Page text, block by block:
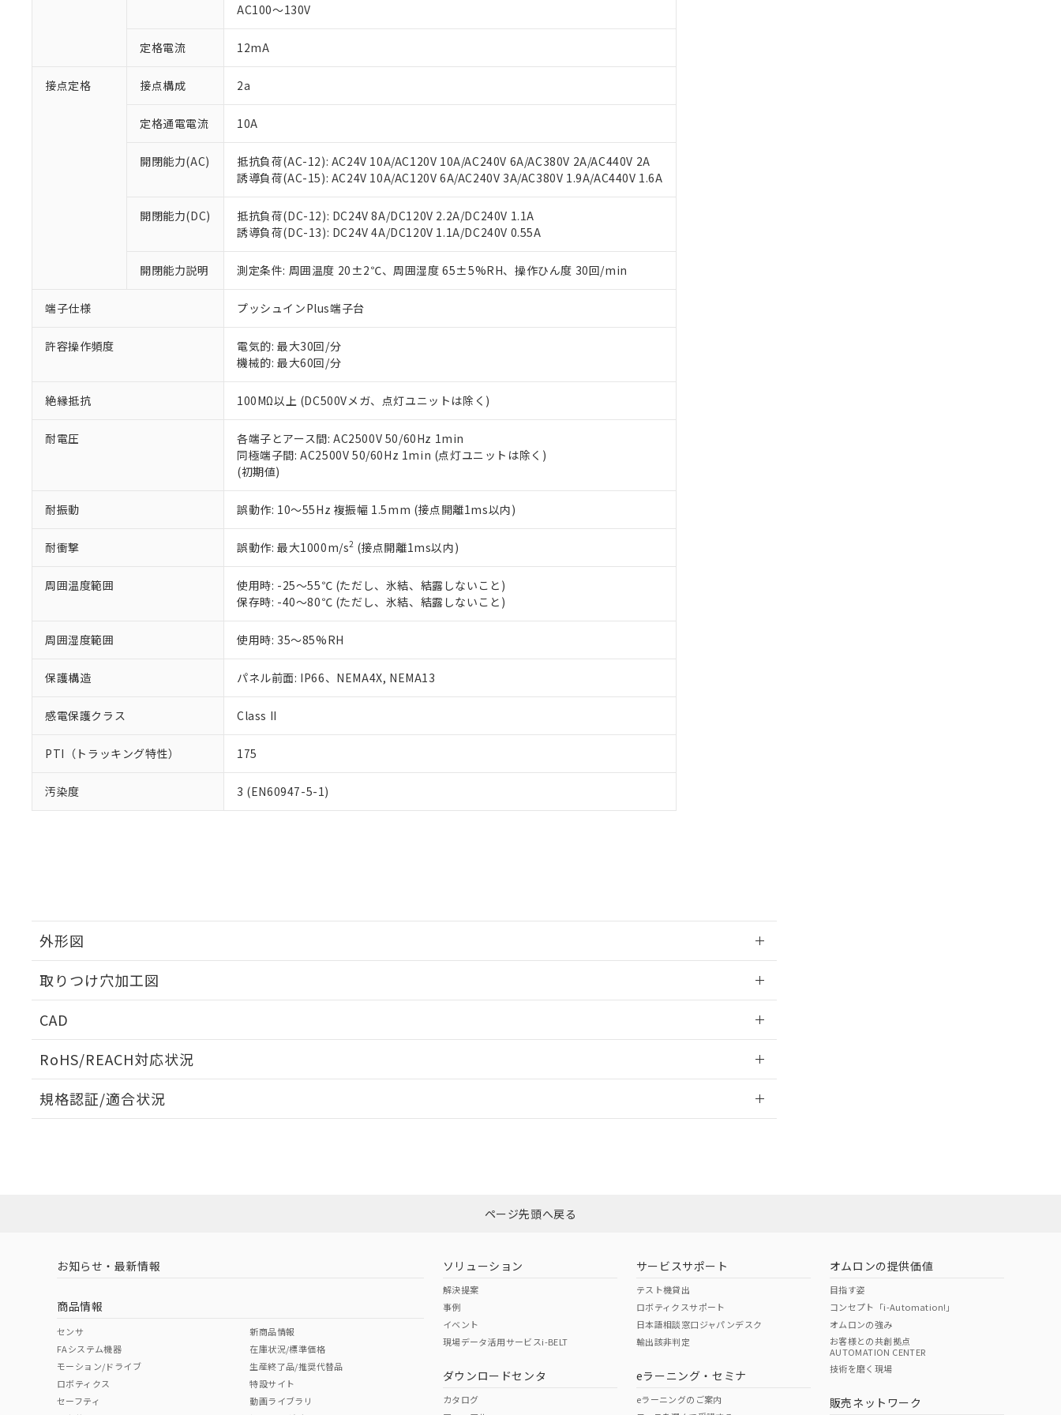
AC100～130V
定格電流 12mA
接点定格 接点構成 2a
定格通電電流 10A
開閉能力(AC)
抵抗負荷(AC-12): AC24V 10A/AC120V 10A/AC240V 6A/AC380V 2A/AC440V 2A
誘導負荷(AC-15): AC24V 10A/AC120V 6A/AC240V 3A/AC380V 1.9A/AC440V 1.6A
開閉能力(DC)
抵抗負荷(DC-12): DC24V 8A/DC120V 2.2A/DC240V 1.1A
誘導負荷(DC-13): DC24V 4A/DC120V 1.1A/DC240V 0.55A
開閉能力説明 測定条件: 周囲温度 20±2℃、周囲湿度 65±5%RH、操作ひん度 30回/min
端子仕様 プッシュインPlus端子台
許容操作頻度
電気的: 最大30回/分
機械的: 最大60回/分
絶縁抵抗 100MΩ以上 (DC500Vメガ、点灯ユニットは除く)
耐電圧
各端子とアース間: AC2500V 50/60Hz 1min
同極端子間: AC2500V 50/60Hz 1min (点灯ユニットは除く)
(初期値)
耐振動 誤動作: 10～55Hz 複振幅 1.5mm (接点開離1ms以内)
耐衝撃 誤動作: 最大1000m/s2 (接点開離1ms以内)
周囲温度範囲
使用時: -25～55℃ (ただし、氷結、結露しないこと)
保存時: -40～80℃ (ただし、氷結、結露しないこと)
周囲湿度範囲 使用時: 35～85%RH
保護構造 パネル前面: IP66、NEMA4X, NEMA13
感電保護クラス Class II
PTI（トラッキング特性） 175
汚染度 3 (EN60947-5-1)
外形図
取りつけ穴加工図
CAD
RoHS/REACH対応状況
EU RoHS 注意事項・凡例
ダウンロードはこちら
中国 RoHS 注意事項・凡例
中国 RoHS表
Pb Hg Cr(VI)
規格認証/適合状況
以下の条件をお読みいただき、同意のうえご利用ください。
正式な納期状況および標準価格はお客様のお取引先、またはお客様担当のオムロン制御機器販売店・
当社販売員にご相談ください。
オムロン制御機器販売店や当社販売拠点は「販売ネットワーク
」をご確認ください。
在庫状況および標準価格結果を当社の事前の承諾なく第三者に漏洩または開示しないようお願いしま
す。
マイパーツ機能（部品リスト作成サービス）をご利用いただくには、I-Webメンバーズにご登録され
ている必要があります。
が、当社の製品・サービスに関するお客様との取引・商談に必要な範囲で利用することをご了承くだ
さい。
※当社の共同利用者とは、
いる法人を指します。
があります。
*EU RoHS指令（10物質）：
六価クロム(Cr(Ⅵ)) 1000ppm以下、ポリ臭化ビフェニル類(PBB) 1000ppm以下、ポリ臭化ジフェニルエーテル類(PBDE) 1000ppm以下、
但し、RoHS指令で産業用監視および制御機器に対する適用除外項目は除く。
フタル酸エステル類の４物質については閾値を超える意図的な使用がないことを確認しています。
※2 対応予定月
部品在庫の切り替え状況などにより、予定月が前後することがあります。
※3 非含有証明書ダウンロード
EU RoHS指令（10物質）の非含有証明書
51物質の非含有証明書（当社基準）
※本証明書は発行日時点で非含有を証明するもので、過去に遡って非含有を証明するものではありません。
また、RoHS指令のフタル酸エステル類４物質の対応では、対応完了までの期間は出荷製品に未対応品が
混在することから備考欄に対応日を記載しておりました。
既に当社にて対応品への在庫切替を完了していることから、特段のことがない限り、2022年1月12日よ
「×」：最大均質材料含有率が中国RoHSの基準値を超えていることを示します。
「－」：未確認です。当社販売部門へお問い合わせください。
Pb(鉛) :1000ppm、 Hg(水銀) : 1000ppm、 Cd(カドミウム) : 100ppm、
DBP(フタル酸ジブチル) : 1000ppm、 DIBP(フタル酸ジイソブチル) : 1000ppm、 BBP(フタル酸ブチルベンジル) : 1000ppm、
※2 環境保護使用期限
「ｅ」：有害物質（10物質）のすべてが基準値以下であることを示します。
「10」：通常の使用状況下において有害物質が外部に漏えいし、環境に深刻な影響を及ぼさない年数を意
味します。
「－」：未確認です。当社販売部門へお問い合わせください。
う）を輸出または国外への提供する場合は、日本国政府の輸出許可(または役務取引許可)を取得する
置等に一切使用いたしません。
当社は、貴社製品を第三者に販売する場合は、上記1、2および3の内容を当該第三者に通知します。
また当社は、販売先および販売に係わる関係者が違法に輸出するおそれがある場合は、取り引きをい
たしません。
記
説明
△ 一定数には満たないが在庫あり
－
在庫なし(最新の在庫状況については、お客様のお取引先、またはお客様担当のオムロン制御
機器販売店・当社販売員にご確認ください)
空
白
受注生産機種、また在庫状況の情報を公開していない機種
ページ先頭へ戻る
お知らせ・最新情報
商品情報
センサ
FAシステム機器
モーション/ドライブ
ロボティクス
セーフティ
新商品情報
在庫状況/標準価格
生産終了品/推奨代替品
特設サイト
動画ライブラリ
ソリューション
解決提案
事例
イベント
現場データ活用サービスi-BELT
ダウンロードセンタ
カタログ
サービスサポート
テスト機貸出
ロボティクスサポート
日本語相談窓口ジャパンデスク
輸出該非判定
eラーニング・セミナ
eラーニングのご案内
オムロンの提供価値
目指す姿
コンセプト「i-Automation!」
オムロンの強み
お客様との共創拠点
AUTOMATION CENTER
技術を磨く現場
販売ネットワーク